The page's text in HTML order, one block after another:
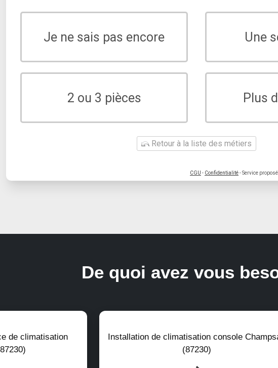
Je ne sais pas encore Une
2 ou 3 pièces Plus
Retour à la liste des métiers
CGU - Confidentialité- Service
De quoi avez vous
de climatisation
Installation de climatisation console
(87230)